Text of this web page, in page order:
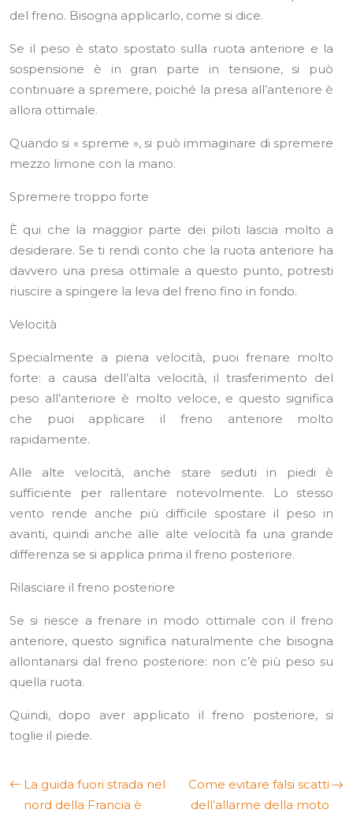
del freno. Bisogna applicarlo, come si dice.
Se il peso è stato spostato sulla ruota anteriore e la
sospensione è in gran parte in tensione, si può
continuare a spremere, poiché la presa all’anteriore è
allora ottimale.
Quando si « spreme », si può immaginare di spremere
mezzo limone con la mano.
Spremere troppo forte
È qui che la maggior parte dei piloti lascia molto a
desiderare. Se ti rendi conto che la ruota anteriore ha
davvero una presa ottimale a questo punto, potresti
riuscire a spingere la leva del freno fino in fondo.
Velocità
Specialmente a piena velocità, puoi frenare molto
forte: a causa dell’alta velocità, il trasferimento del
peso all’anteriore è molto veloce, e questo significa
che puoi applicare il freno anteriore molto
rapidamente.
Alle alte velocità, anche stare seduti in piedi è
sufficiente per rallentare notevolmente. Lo stesso
vento rende anche più difficile spostare il peso in
avanti, quindi anche alle alte velocità fa una grande
differenza se si applica prima il freno posteriore.
Rilasciare il freno posteriore
Se si riesce a frenare in modo ottimale con il freno
anteriore, questo significa naturalmente che bisogna
allontanarsi dal freno posteriore: non c’è più peso su
quella ruota.
Quindi, dopo aver applicato il freno posteriore, si
toglie il piede.
La guida fuori strada nel
nord della Francia è
Come evitare falsi scatti
dell’allarme della moto